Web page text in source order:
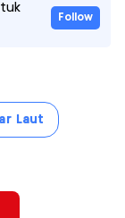
Follow
Laut